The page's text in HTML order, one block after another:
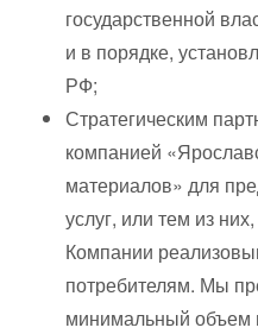
государственной
и в порядке,
РФ;
Стратегическим
компанией
материалов» для
услуг, или тем из
Компании
потребителям. Мы
минимальный объем